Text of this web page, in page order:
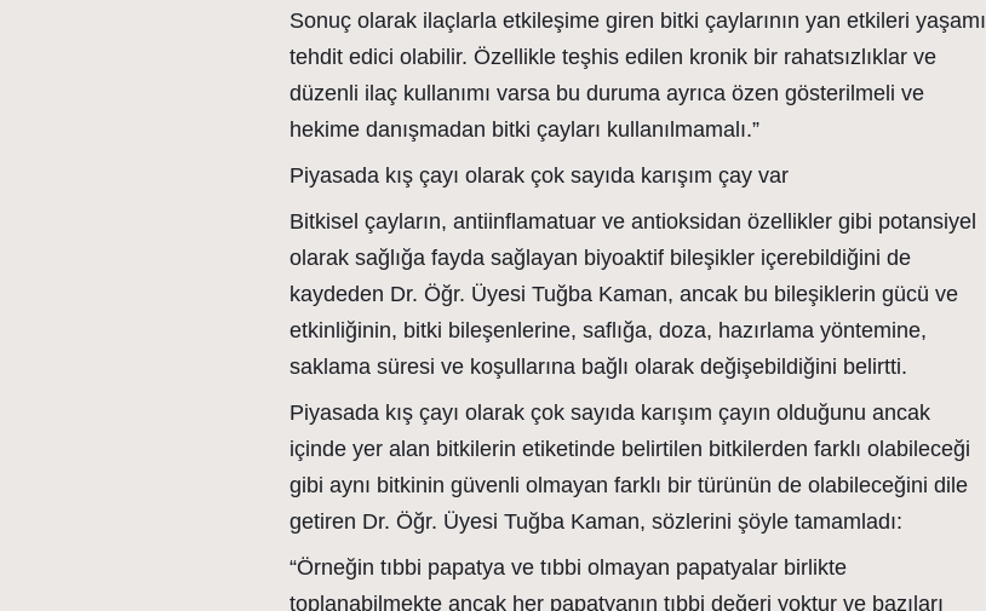
Sonuç olarak ilaçlarla etkileşime giren bitki çaylarının yan etkileri yaşamı
tehdit edici olabilir. Özellikle teşhis edilen kronik bir rahatsızlıklar ve
düzenli ilaç kullanımı varsa bu duruma ayrıca özen gösterilmeli ve
hekime danışmadan bitki çayları kullanılmamalı.”
Piyasada kış çayı olarak çok sayıda karışım çay var
Bitkisel çayların, antiinflamatuar ve antioksidan özellikler gibi potansiyel
olarak sağlığa fayda sağlayan biyoaktif bileşikler içerebildiğini de
kaydeden Dr. Öğr. Üyesi Tuğba Kaman, ancak bu bileşiklerin gücü ve
etkinliğinin, bitki bileşenlerine, saflığa, doza, hazırlama yöntemine,
saklama süresi ve koşullarına bağlı olarak değişebildiğini belirtti.
Piyasada kış çayı olarak çok sayıda karışım çayın olduğunu ancak
içinde yer alan bitkilerin etiketinde belirtilen bitkilerden farklı olabileceği
gibi aynı bitkinin güvenli olmayan farklı bir türünün de olabileceğini dile
getiren Dr. Öğr. Üyesi Tuğba Kaman, sözlerini şöyle tamamladı:
“Örneğin tıbbi papatya ve tıbbi olmayan papatyalar birlikte
toplanabilmekte ancak her papatyanın tıbbi değeri yoktur ve bazıları